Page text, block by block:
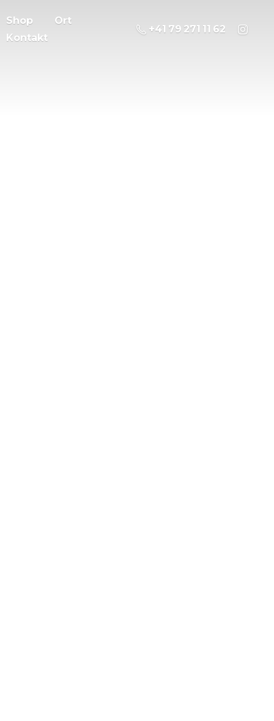
Shop
Ort
Kontakt
‭+41 79 271 11 62